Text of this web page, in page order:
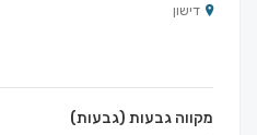
דישון
מקווה גבעות (גבעות)